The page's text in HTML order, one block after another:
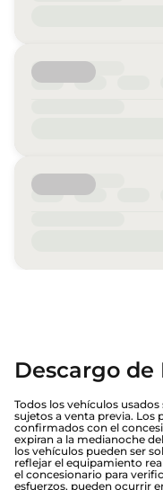
Descargo de
Todos los vehículos
sujetos a venta previa. Los
confirmados con el
expiran a la medianoche
los vehículos pueden ser
reflejar el equipamiento
el concesionario para
esfuerzos, pueden ocurrir